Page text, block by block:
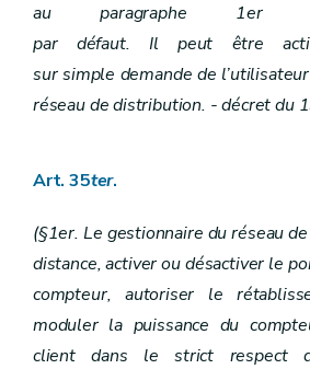
au paragraphe 1er
par défaut. Il peut être
sur simple demande de
réseau de distribution. - décret du
Art. 35ter.
(§1er. Le gestionnaire du réseau
distance, activer ou désactiver le
compteur, autoriser le
moduler la puissance du
client dans le strict respect